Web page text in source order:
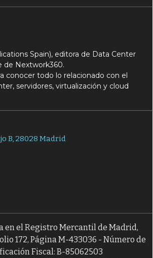
Spain), editora de Data Center
de Nextwork360.
conocer todo lo relacionado con el
servidores, virtualización y cloud
B, 28028 Madrid
en el Registro Mercantil de Madrid,
172, Página M-433036 - Número de
Fiscal: B-85062503